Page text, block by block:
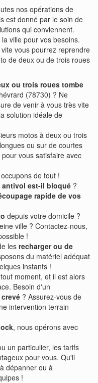
nos opérations de
est donné par le soin de
qui conviennent.
ville pour vos besoins.
vous pourrez reprendre
de deux ou de trois roues
ou trois roues tombe
(78730) ? Ne
de venir à vous très vite
solution idéale de
motos à deux ou trois
ou sur de courtes
vous satisfaire avec
de tout !
antivol est-il bloqué ?
rapide de vos
depuis votre domicile ?
ville ? Contactez-nous,
!
les recharger ou de
du matériel adéquat
instants !
moment, et il est alors
Besoin d'un
? Assurez-vous de
intervention terrain
, nous opérons avec
un particulier, les tarifs
pour vous. Qu'il
dépanner ou à
!